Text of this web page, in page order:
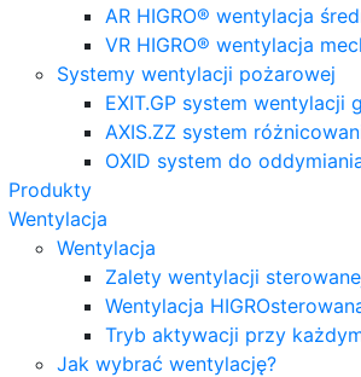
AR HIGRO® wentylacja
VR HIGRO® wentylacja
Systemy wentylacji pożarowej
EXIT.GP system wentylacji
AXIS.ZZ system
OXID system do
Produkty
Wentylacja
Wentylacja
Zalety wentylacji
Wentylacja
Tryb aktywacji przy
Jak wybrać wentylację?